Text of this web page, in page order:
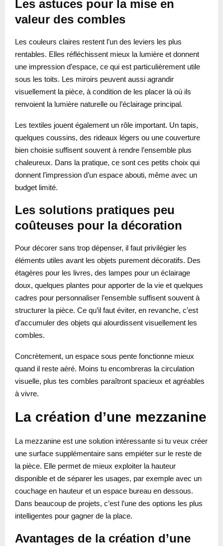
Les astuces pour la mise en
valeur des combles
Les couleurs claires restent l’un des leviers les plus
rentables. Elles réfléchissent mieux la lumière et donnent
une impression d’espace, ce qui est particulièrement utile
sous les toits. Les miroirs peuvent aussi agrandir
visuellement la pièce, à condition de les placer là où ils
renvoient la lumière naturelle ou l’éclairage principal.
Les textiles jouent également un rôle important. Un tapis,
quelques coussins, des rideaux légers ou une couverture
bien choisie suffisent souvent à rendre l’ensemble plus
chaleureux. Dans la pratique, ce sont ces petits choix qui
donnent l’impression d’un espace abouti, même avec un
budget limité.
Les solutions pratiques peu
coûteuses pour la décoration
Pour décorer sans trop dépenser, il faut privilégier les
éléments utiles avant les objets purement décoratifs. Des
étagères pour les livres, des lampes pour un éclairage
doux, quelques plantes pour apporter de la vie et quelques
cadres pour personnaliser l’ensemble suffisent souvent à
structurer la pièce. Ce qu’il faut éviter, en revanche, c’est
d’accumuler des objets qui alourdissent visuellement les
combles.
Concrètement, un espace sous pente fonctionne mieux
quand il reste aéré. Moins tu encombreras la circulation
visuelle, plus tes combles paraîtront spacieux et agréables
à vivre.
La création d’une mezzanine
La mezzanine est une solution intéressante si tu veux créer
une surface supplémentaire sans empiéter sur le reste de
la pièce. Elle permet de mieux exploiter la hauteur
disponible et de séparer les usages, par exemple avec un
couchage en hauteur et un espace bureau en dessous.
Dans beaucoup de projets, c’est l’une des options les plus
intelligentes pour gagner de la place.
Avantages de la création d’une